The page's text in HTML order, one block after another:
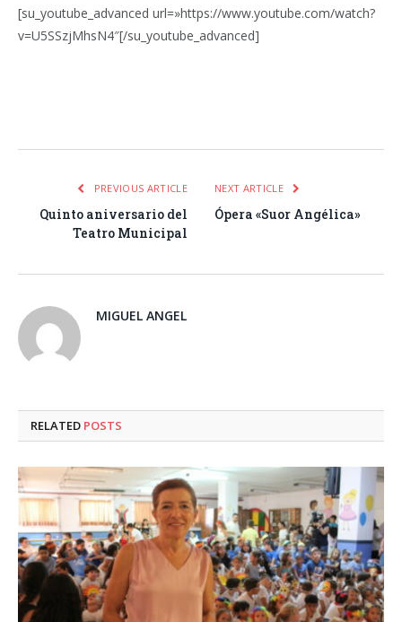
[su_youtube_advanced url=»https://www.youtube.com/watch?
v=U5SSzjMhsN4″[/su_youtube_advanced]
PREVIOUS ARTICLE
Quinto aniversario del
Teatro Municipal
NEXT ARTICLE
Ópera «Suor Angélica»
MIGUEL ANGEL
RELATED POSTS